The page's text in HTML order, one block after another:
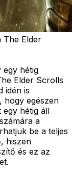
The Elder
egy hétig
Elder Scrolls
idén is
hogy egészen
hétig áll
a
be a teljes
hiszen
és ez az